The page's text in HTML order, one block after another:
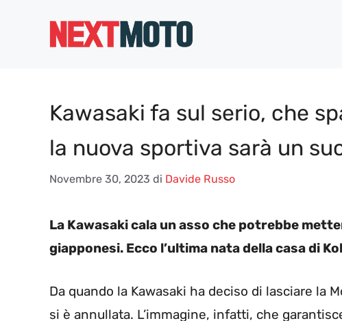
Kawasaki fa sul serio, che
la nuova sportiva sarà un
Novembre 30, 2023 di Davide Russo
La Kawasaki cala un asso che potrebbe
giapponesi. Ecco l’ultima nata della casa di
Da quando la Kawasaki ha deciso di lasciare la
si è annullata. L’immagine, infatti, che